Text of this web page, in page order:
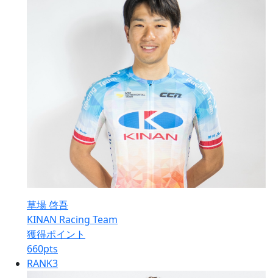
草場 啓吾
KINAN Racing Team
獲得ポイント
660pts
RANK3